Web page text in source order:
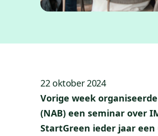
22 oktober 2024
Vorige week
(NAB) een seminar over
StartGreen ieder jaar